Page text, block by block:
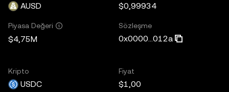
AUSD $0,99934
Piyasa Değeri
$4,75M
Sözleşme
0x0000...012a
Kripto
USDC
Fiyat
$1,00